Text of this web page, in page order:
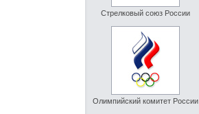
Стрелковый союз России
Олимпийский комитет России